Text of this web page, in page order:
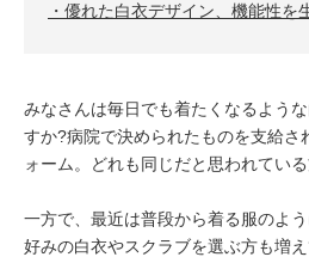
優れた白衣デザイン、機能性を
みなさんは毎日でも着たくなるよう
すか?病院で決められたものを支給さ
ォーム。どれも同じだと思われてい
一方で、最近は普段から着る服のよ
好みの白衣やスクラブを選ぶ方も増え